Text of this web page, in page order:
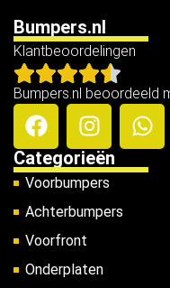
Bumpers.nl
Klantbeoordelingen
Bumpers.nl beoordeeld
Categorieën
Voorbumpers
Achterbumpers
Voorfront
Onderplaten